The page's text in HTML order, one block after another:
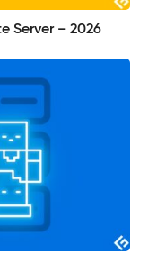
Server – 2026